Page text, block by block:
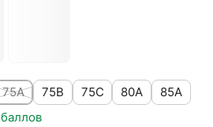
75A 75B 75C 80A
85A